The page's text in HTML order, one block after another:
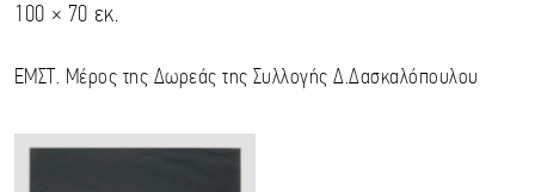
100 × 70 εκ.
ΕΜΣΤ. Μέρος της Δωρεάς της Συλλογής Δ.Δασκαλόπουλου